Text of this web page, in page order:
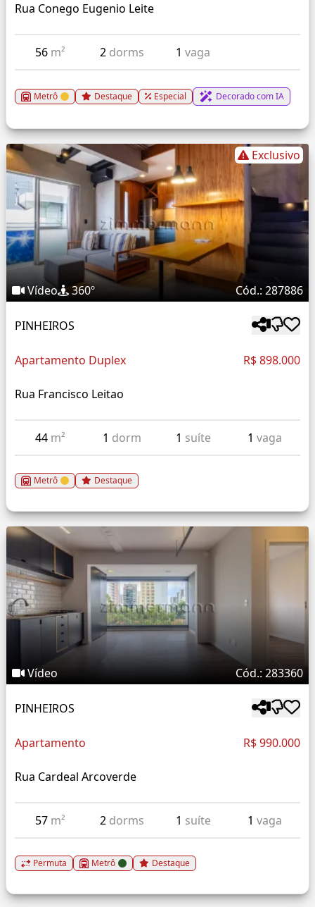
Rua Conego Eugenio Leite
56 m² 2 dorms 1vaga
Metrô Destaque Especial Decorado com IA
Exclusivo
Vídeo 360º Cód.: 287886
PINHEIROS
Apartamento Duplex R$ 898.000
Rua Francisco Leitao
44 m² 1 dorm 1 suíte 1 vaga
Metrô Destaque
Vídeo Cód.: 283360
PINHEIROS
Apartamento R$ 990.000
Rua Cardeal Arcoverde
57 m² 2 dorms 1 suíte 1 vaga
Permuta Metrô Destaque